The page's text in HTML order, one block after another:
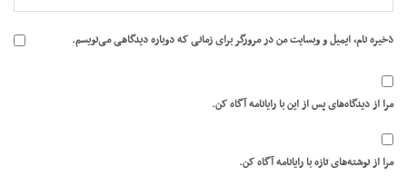
ذخیره نام، ایمیل و وبسایت من در مرورگر برای زمانی که دوباره دیدگاهی می‌نویسم.
مرا از دیدگاه‌های پس از این با رایانامه آگاه کن.
مرا از نوشته‌های تازه با رایانامه آگاه کن.